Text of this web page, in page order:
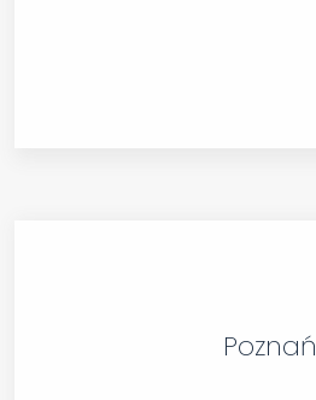
Poznań